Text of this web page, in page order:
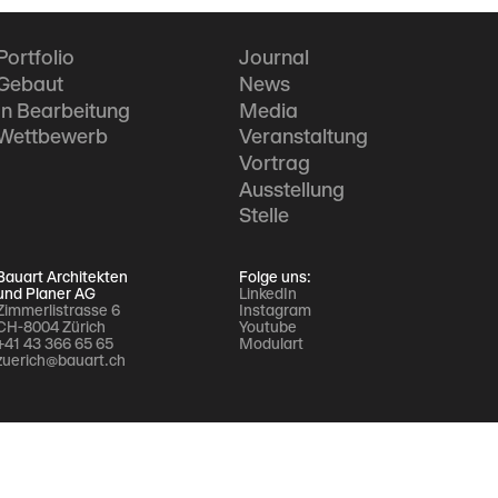
Bearbeitung
Journal
News
Media
Veranstaltung
Vortrag
Ausstellung
Stelle
Architekten
Planer AG
6
8004 Zürich
43 366 65 65
Folge uns:
LinkedIn
Instagram
Youtube
Modulart